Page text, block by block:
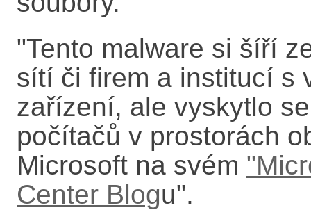
"Tento malware si šíří
sítí či firem a institucí s
zařízení, ale vyskytlo
počítačů v prostorách
Microsoft na svém
Center Blogu".